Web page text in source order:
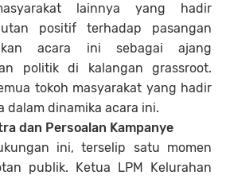
lainnya yang hadir
positif terhadap pasangan
acara ini sebagai ajang
politik di kalangan grassroot.
tokoh masyarakat yang hadir
dalam dinamika acara ini.
dan Persoalan Kampanye
ini, terselip satu momen
publik. Ketua LPM Kelurahan